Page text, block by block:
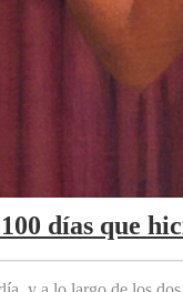
días que